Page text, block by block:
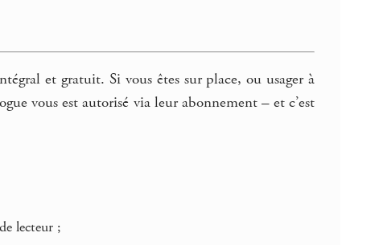
et gratuit. Si vous êtes sur place, ou usager à
vous est autorisé via leur abonnement – et c’est
lecteur ;